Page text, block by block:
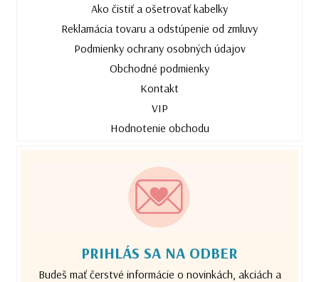
Ako čistiť a ošetrovať kabelky
Reklamácia tovaru a odstúpenie od zmluvy
Podmienky ochrany osobných údajov
Obchodné podmienky
Kontakt
VIP
Hodnotenie obchodu
PRIHLÁS SA NA ODBER
Budeš mať čerstvé informácie o novinkách, akciách a